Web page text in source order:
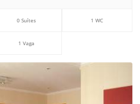
0 Suítes 1 WC
1 Vaga